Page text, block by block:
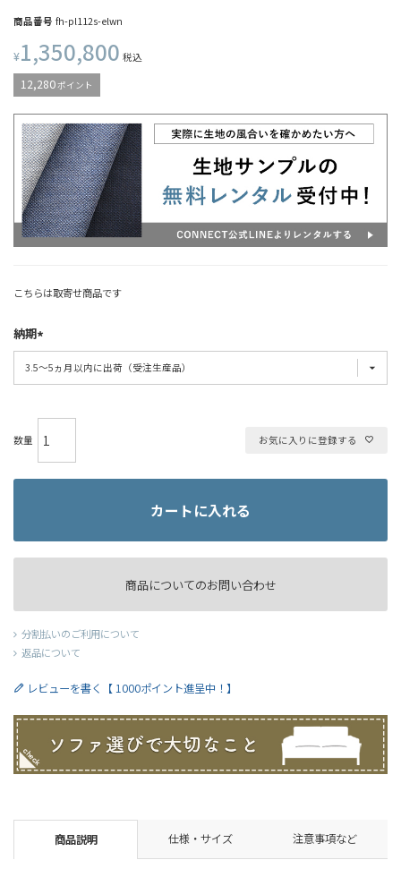
商品番号 fh-pl112s-elwn
¥1,350,800 税込
12,280ポイント
こちらは取寄せ商品です
納期
お気に入りに登録する
カートに入れる
商品についてのお問い合わせ
分割払いのご利用について
返品について
レビューを書く【 1000ポイント進呈中！】
商品説明 仕様・サイズ 注意事項など